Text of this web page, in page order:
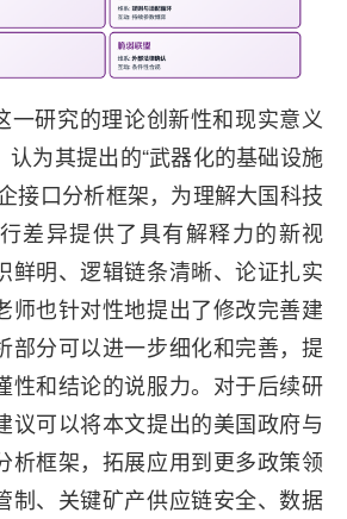
一研究的理论创新性和现实意义
为其提出的“武器化的基础设施
接口分析框架，为理解大国科技
差异提供了具有解释力的新视
鲜明、逻辑链条清晰、论证扎实
师也针对性地提出了修改完善建
部分可以进一步细化和完善，提
性和结论的说服力。对于后续研
议可以将本文提出的美国政府与
析框架，拓展应用到更多政策领
制、关键矿产供应链安全、数据